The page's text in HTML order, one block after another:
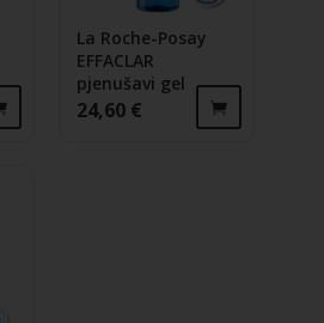
La Roche-Posay
EFFACLAR
pjenušavi gel
24,60 €